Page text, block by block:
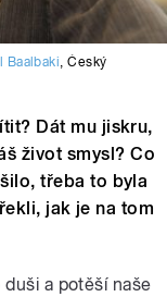
Baalbaki,Český
Dát mu jiskru,
život smysl? Co
třeba to byla
jak je na tom
a potěší naše